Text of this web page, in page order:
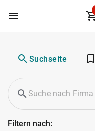
Zum Hauptinhalt
Suchseite
Filtern nach: